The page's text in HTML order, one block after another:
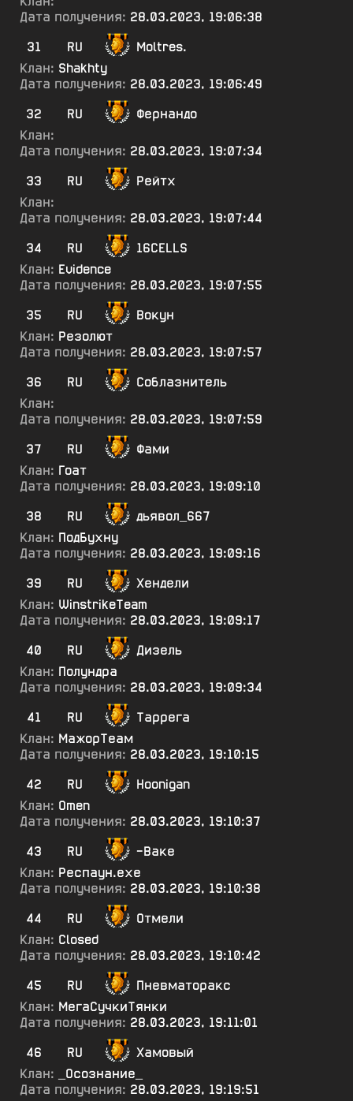
Дата получения: 28.03.2023, 19:06:38
31
RU
Moltres.
Клан: Shakhty
Дата получения: 28.03.2023, 19:06:49
32
RU
Фернандо
Клан:
Дата получения: 28.03.2023, 19:07:34
33
RU
Рейтх
Клан:
Дата получения: 28.03.2023, 19:07:44
34
RU
16CELLS
Клан: Evidence
Дата получения: 28.03.2023, 19:07:55
35
RU
Вокун
Клан: Резолют
Дата получения: 28.03.2023, 19:07:57
36
RU
Соблазнитель
Клан:
Дата получения: 28.03.2023, 19:07:59
37
RU
Фами
Клан: Гоат
Дата получения: 28.03.2023, 19:09:10
38
RU
дьявол_667
Клан: ПодБухну
Дата получения: 28.03.2023, 19:09:16
39
RU
Хендели
Клан: WinstrikeTeam
Дата получения: 28.03.2023, 19:09:17
40
RU
Дизель
Клан: Полундра
Дата получения: 28.03.2023, 19:09:34
41
RU
Таррега
Клан: МажорТеам
Дата получения: 28.03.2023, 19:10:15
42
RU
Hoonigan
Клан: Omen
Дата получения: 28.03.2023, 19:10:37
43
RU
-Ваке
Клан: Респаун.ехе
Дата получения: 28.03.2023, 19:10:38
44
RU
Отмели
Клан: Closed
Дата получения: 28.03.2023, 19:10:42
45
RU
Пневматоракс
Клан: МегаСучкиТянки
Дата получения: 28.03.2023, 19:11:01
46
RU
Хамовый
Клан:
_Осознание_
Дата получения: 28.03.2023, 19:19:51